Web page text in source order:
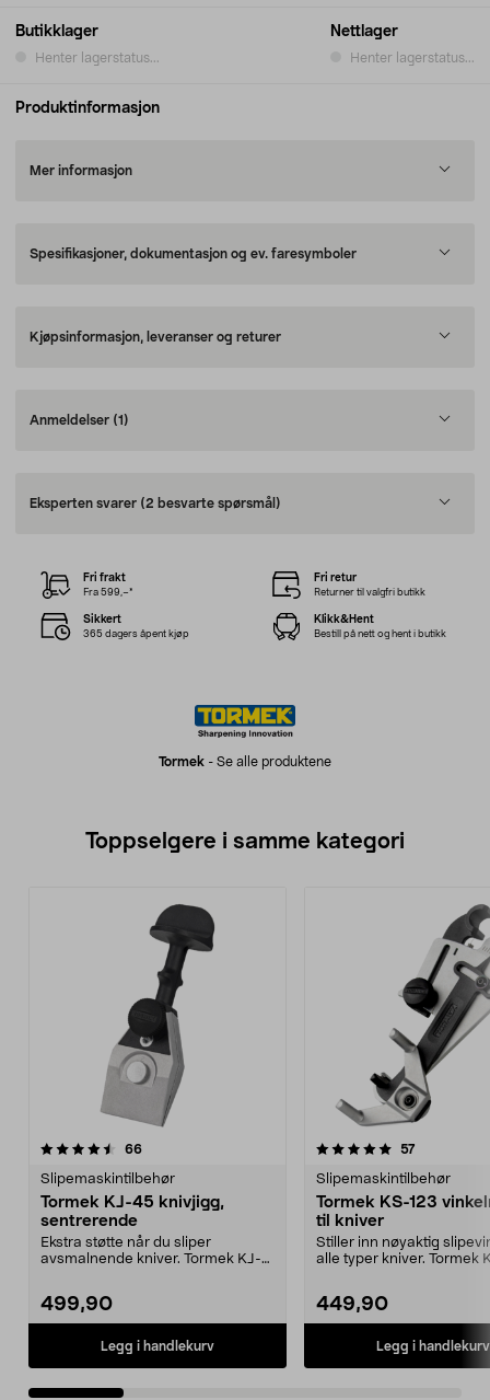
Butikklager
Henter lagerstatus...
Nettlager
Henter lagerstatus...
Produktinformasjon
Mer informasjon
Spesifikasjoner, dokumentasjon og ev. faresymboler
Kjøpsinformasjon, leveranser og returer
Anmeldelser (1)
Eksperten svarer (2 besvarte spørsmål)
Tormek - Se alle produktene
Fri frakt
Fra 599,–*
Fri retur
Returner til valgfri butikk
Sikkert
365 dagers åpent kjøp
Klikk&Hent
Bestill på nett og hent i butikk
Toppselgere i samme kategori
66anmeldelser
Slipemaskintilbehør
Tormek KJ-45 knivjigg,
sentrerende
Ekstra støtte når du sliper
avsmalnende kniver. Tormek KJ-
499,90
Legg i handlekurv
5.0 av 5 stjerner 57anmeldelser
Slipemaskintilbehør
Tormek KS-123
til kniver
Stiller inn nøyaktig
alle typer kniver. Tormek
449,90
Legg i handlekurv
4.5 av 5 stjerner